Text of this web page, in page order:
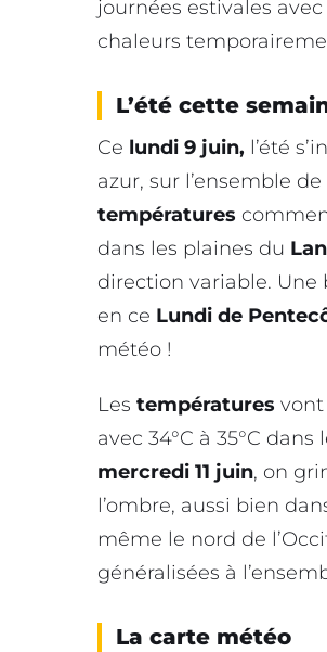
journées estivales
chaleurs
L’été cette
Ce lundi 9 juin, l’été
azur, sur l’ensemble
températures
dans les plaines du
direction variable.
en ce Lundi de
météo !
Les températures
avec 34°C à 35°C
mercredi 11 juin, on
l’ombre, aussi bien
même le nord de
généralisées à
La carte météo